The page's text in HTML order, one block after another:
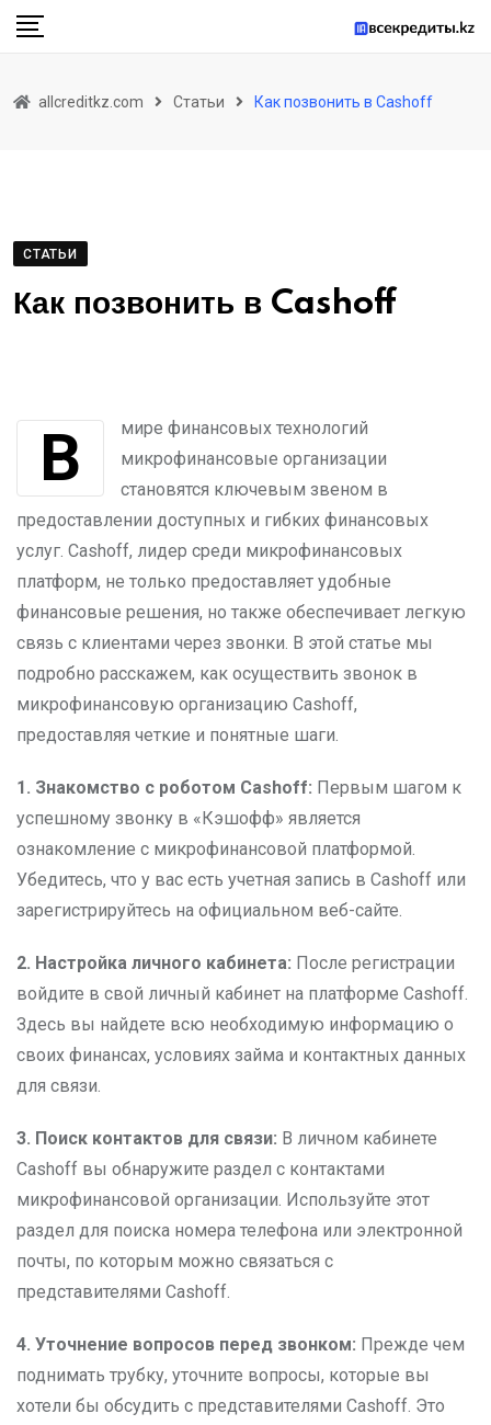
Skip
allcreditkz.com Статьи Как позвонить в Cashoff
СТАТЬИ
Как позвонить в Cashoff
В мире финансовых технологий
микрофинансовые организации
становятся ключевым звеном в
предоставлении доступных и гибких финансовых
услуг. Cashoff, лидер среди микрофинансовых
платформ, не только предоставляет удобные
финансовые решения, но также обеспечивает легкую
связь с клиентами через звонки. В этой статье мы
подробно расскажем, как осуществить звонок в
микрофинансовую организацию Cashoff,
предоставляя четкие и понятные шаги.
1. Знакомство с роботом Cashoff: Первым шагом к
успешному звонку в «Кэшофф» является
ознакомление с микрофинансовой платформой.
Убедитесь, что у вас есть учетная запись в Cashoff или
зарегистрируйтесь на официальном веб-сайте.
2. Настройка личного кабинета: После регистрации
войдите в свой личный кабинет на платформе Cashoff.
Здесь вы найдете всю необходимую информацию о
своих финансах, условиях займа и контактных данных
для связи.
3. Поиск контактов для связи: В личном кабинете
Cashoff вы обнаружите раздел с контактами
микрофинансовой организации. Используйте этот
раздел для поиска номера телефона или электронной
почты, по которым можно связаться с
представителями Cashoff.
4. Уточнение вопросов перед звонком: Прежде чем
поднимать трубку, уточните вопросы, которые вы
хотели бы обсудить с представителями Cashoff. Это